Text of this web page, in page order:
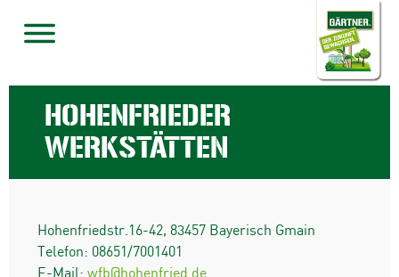
HOHENFRIEDER
WERKSTÄTTEN
Hohenfriedstr.16-42, 83457 Bayerisch Gmain
Telefon: 08651/7001401
E-Mail: wfb@hohenfried.de